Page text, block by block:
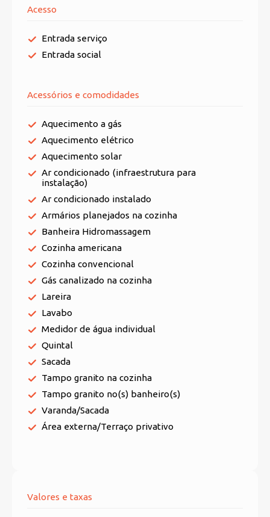
Acesso
Entrada serviço
Entrada social
Acessórios e comodidades
Aquecimento a gás
Aquecimento elétrico
Aquecimento solar
Ar condicionado (infraestrutura para
instalação)
Ar condicionado instalado
Armários planejados na cozinha
Banheira Hidromassagem
Cozinha americana
Cozinha convencional
Gás canalizado na cozinha
Lareira
Lavabo
Medidor de água individual
Quintal
Sacada
Tampo granito na cozinha
Tampo granito no(s) banheiro(s)
Varanda/Sacada
Área externa/Terraço privativo
Valores e taxas